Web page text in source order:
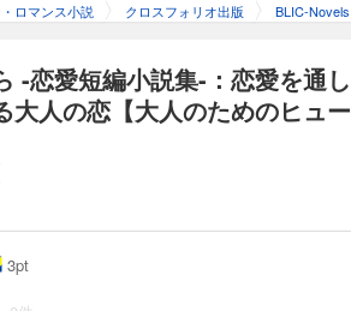
ロマンス小説 クロスフォリオ出版 BLIC-Novels
-恋愛短編小説集-：恋愛を通
大人の恋【大人のためのヒュ
3pt